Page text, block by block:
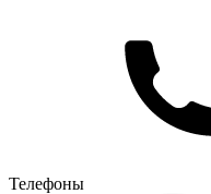
Телефоны